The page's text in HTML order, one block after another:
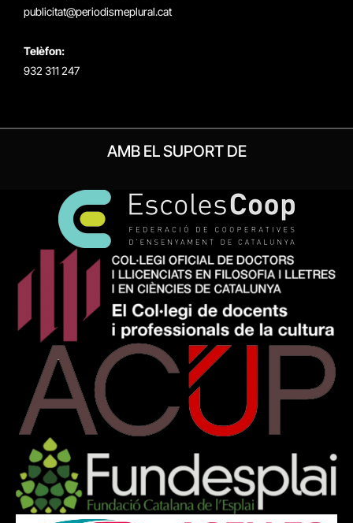
publicitat@periodismeplural.cat
Telèfon:
932 311 247
AMB EL SUPORT DE